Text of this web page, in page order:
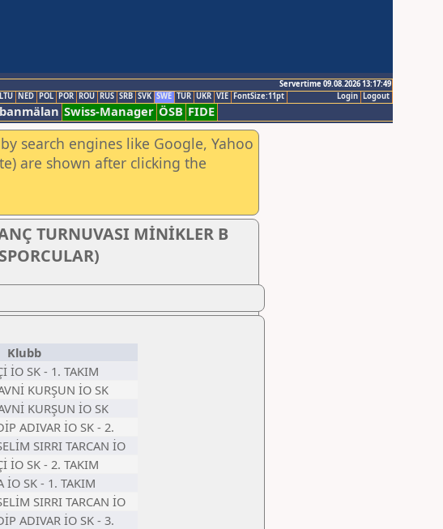
Servertime 09.08.2026 13:17:49
Logout
Login
LTU NED POL POR ROU RUS SRB SVK SWE TUR UKR VIE FontSize:11pt
Swiss-Manager ÖSB FIDE
search engines like Google, Yahoo
are shown after clicking the
TURNUVASI MİNİKLER B
Klubb
İO SK - 1. TAKIM
KURŞUN İO SK
KURŞUN İO SK
ADIVAR İO SK - 2.
SIRRI TARCAN İO
İO SK - 2. TAKIM
İO SK - 1. TAKIM
SIRRI TARCAN İO
ADIVAR İO SK - 3.